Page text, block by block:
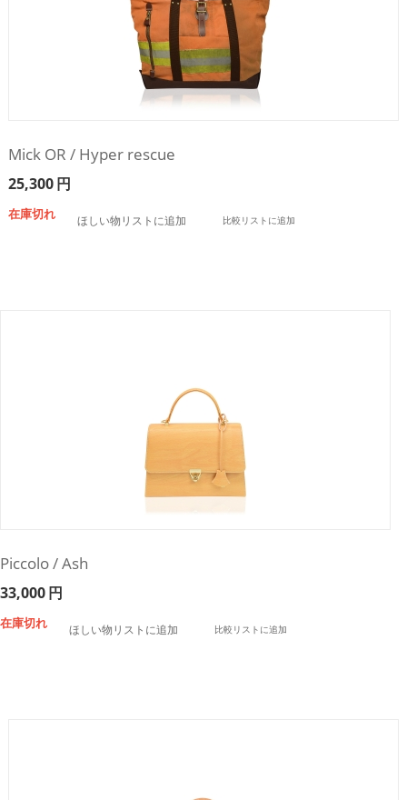
Mick OR / Hyper rescue
25,300円
在庫切れ ほしい物リストに追加 比較リストに追加
Piccolo / Ash
33,000円
在庫切れ ほしい物リストに追加 比較リストに追加